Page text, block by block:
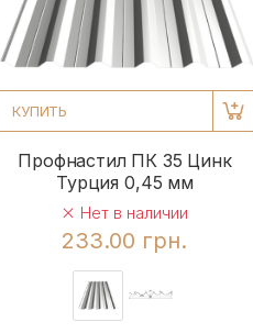
КУПИТЬ
Профнастил ПК 35 Цинк
Турция 0,45 мм
Нет в наличии
233.00 грн.